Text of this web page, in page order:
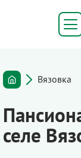
Вязовка
селе